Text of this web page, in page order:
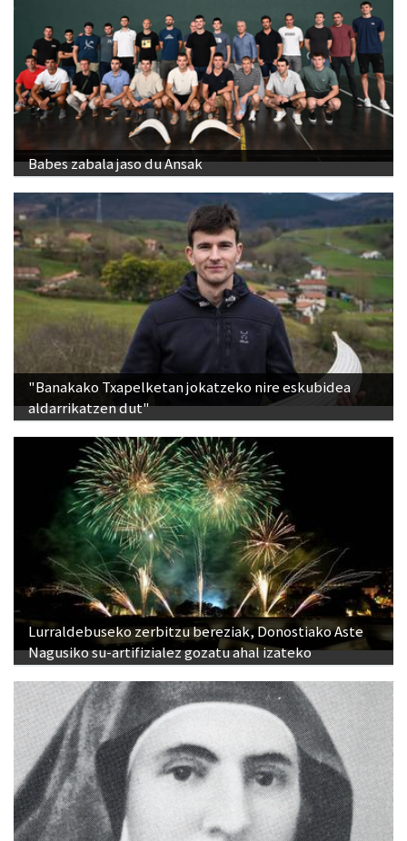
Babes zabala jaso du Ansak
"Banakako Txapelketan jokatzeko nire eskubidea
aldarrikatzen dut"
Lurraldebuseko zerbitzu bereziak, Donostiako Aste
Nagusiko su-artifizialez gozatu ahal izateko